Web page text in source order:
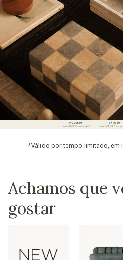
*Válido por tempo limitado, em
Achamos que
gostar